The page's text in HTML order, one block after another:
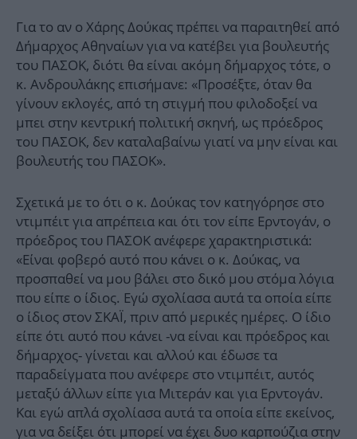
Για το αν ο Χάρης Δούκας πρέπει να παραιτηθεί από
Δήμαρχος Αθηναίων για να κατέβει για βουλευτής
του ΠΑΣΟΚ, διότι θα είναι ακόμη δήμαρχος τότε, ο
κ. Ανδρουλάκης επισήμανε: «Προσέξτε, όταν θα
γίνουν εκλογές, από τη στιγμή που φιλοδοξεί να
μπει στην κεντρική πολιτική σκηνή, ως πρόεδρος
του ΠΑΣΟΚ, δεν καταλαβαίνω γιατί να μην είναι και
βουλευτής του ΠΑΣΟΚ».
Σχετικά με το ότι ο κ. Δούκας τον κατηγόρησε στο
ντιμπέιτ για απρέπεια και ότι τον είπε Ερντογάν, ο
πρόεδρος του ΠΑΣΟΚ ανέφερε χαρακτηριστικά:
«Είναι φοβερό αυτό που κάνει ο κ. Δούκας, να
προσπαθεί να μου βάλει στο δικό μου στόμα λόγια
που είπε ο ίδιος. Εγώ σχολίασα αυτά τα οποία είπε
ο ίδιος στον ΣΚΑΪ, πριν από μερικές ημέρες. Ο ίδιο
είπε ότι αυτό που κάνει -να είναι και πρόεδρος και
δήμαρχος- γίνεται και αλλού και έδωσε τα
παραδείγματα που ανέφερε στο ντιμπέιτ, αυτός
μεταξύ άλλων είπε για Μιτεράν και για Ερντογάν.
Και εγώ απλά σχολίασα αυτά τα οποία είπε εκείνος,
για να δείξει ότι μπορεί να έχει δυο καρπούζια στην